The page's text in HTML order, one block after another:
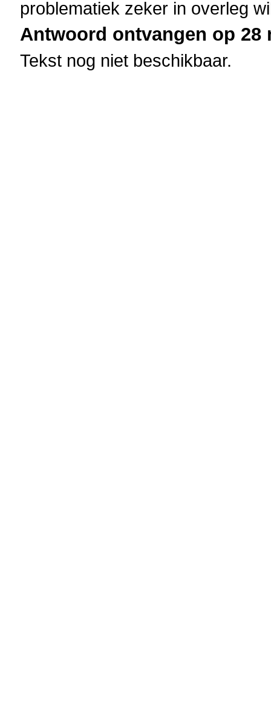
problematiek zeker in overleg
Antwoord ontvangen op 28
Tekst nog niet beschikbaar.